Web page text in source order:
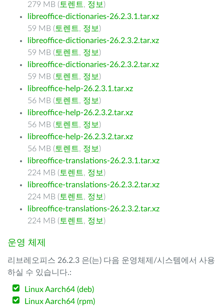
279 MB ( 토렌트, 정보 )
libreoffice-dictionaries-26.2.3.1.tar.xz
59 MB ( 토렌트, 정보 )
libreoffice-dictionaries-26.2.3.2.tar.xz
59 MB ( 토렌트, 정보 )
libreoffice-dictionaries-26.2.3.2.tar.xz
59 MB ( 토렌트, 정보 )
libreoffice-help-26.2.3.1.tar.xz
56 MB ( 토렌트, 정보 )
libreoffice-help-26.2.3.2.tar.xz
56 MB ( 토렌트, 정보 )
libreoffice-help-26.2.3.2.tar.xz
56 MB ( 토렌트, 정보 )
libreoffice-translations-26.2.3.1.tar.xz
224 MB ( 토렌트, 정보 )
libreoffice-translations-26.2.3.2.tar.xz
224 MB ( 토렌트, 정보 )
libreoffice-translations-26.2.3.2.tar.xz
224 MB ( 토렌트, 정보 )
운영 체제
리브레오피스 26.2.3 은(는) 다음 운영체제/시스템에서 사용
하실 수 있습니다.:
Linux Aarch64 (deb)
Linux Aarch64 (rpm)